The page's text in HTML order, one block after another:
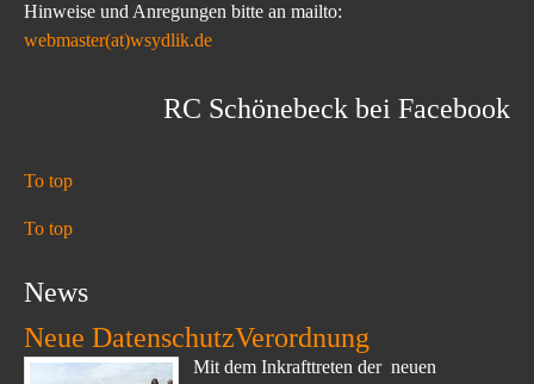
Hinweise und Anregungen bitte an mailto:
webmaster(at)wsydlik.de
RC Schönebeck bei Facebook
To top
To top
News
Neue DatenschutzVerordnung
Mit dem Inkrafttreten der neuen